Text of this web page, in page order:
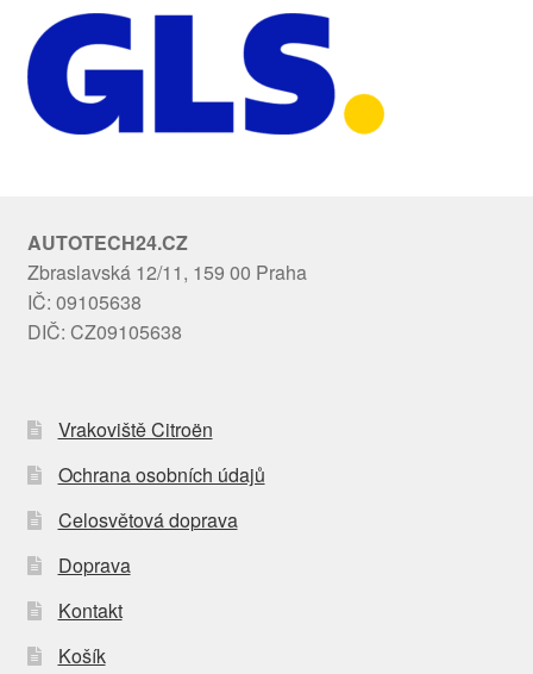
AUTOTECH24.CZ
Zbraslavská 12/11, 159 00 Praha
IČ: 09105638
DIČ: CZ09105638
Vrakoviště Citroën
Ochrana osobních údajů
Celosvětová doprava
Doprava
Kontakt
Košík